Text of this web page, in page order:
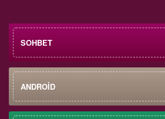
SOHBET
ANDROİD